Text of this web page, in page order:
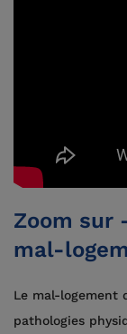
Zoom sur
mal-
Le mal-logement
pathologies